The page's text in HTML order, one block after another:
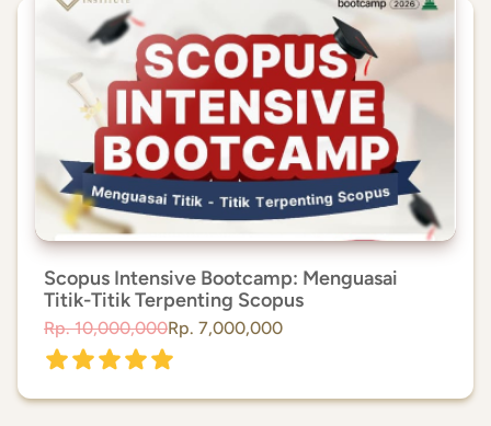
Scopus Intensive Bootcamp: Menguasai
Titik-Titik Terpenting Scopus
Rp. 10,000,000Rp. 7,000,000